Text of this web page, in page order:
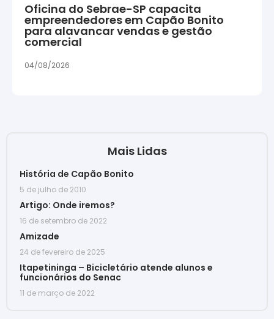
Oficina do Sebrae-SP capacita
empreendedores em Capão Bonito
para alavancar vendas e gestão
comercial
04/08/2026
Mais Lidas
História de Capão Bonito
5 de julho de 2010
Artigo: Onde iremos?
16 de setembro de 2022
Amizade
24 de fevereiro de 2025
Itapetininga – Bicicletário atende alunos e
funcionários do Senac
11 de março de 2022